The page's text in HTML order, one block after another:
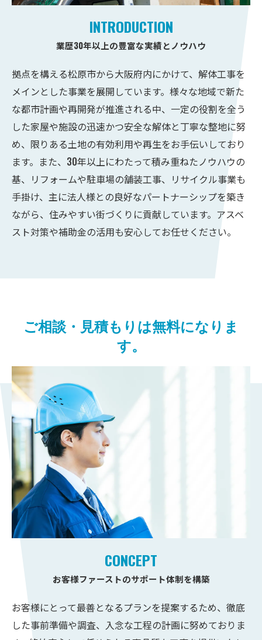
INTRODUCTION
業歴30年以上の豊富な実績とノウハウ
拠点を構える松原市から大阪府内にかけて、解体工事を
メインとした事業を展開しています。様々な地域で新た
な都市計画や再開発が推進される中、一定の役割を全う
した家屋や施設の迅速かつ安全な解体と丁寧な整地に努
め、限りある土地の有効利用や再生をお手伝いしており
ます。また、30年以上にわたって積み重ねたノウハウの
基、リフォームや駐車場の舗装工事、リサイクル事業も
手掛け、主に法人様との良好なパートナーシップを築き
ながら、住みやすい街づくりに貢献しています。アスベ
スト対策や補助金の活用も安心してお任せください。
ご相談・見積もりは無料になりま
す。
CONCEPT
お客様ファーストのサポート体制を構築
お客様にとって最善となるプランを提案するため、徹底
した事前準備や調査、入念な工程の計画に努めておりま